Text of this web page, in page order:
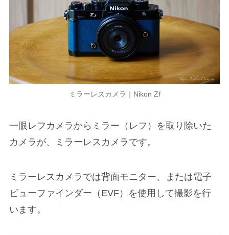
ミラーレスカメラ｜Nikon Zf
一眼レフカメラからミラー（レフ）を取り除いた
カメラが、ミラーレスカメラです。
ミラーレスカメラでは背面モニター、または電子
ビューファインダー（EVF）を使用して撮影を行
います。